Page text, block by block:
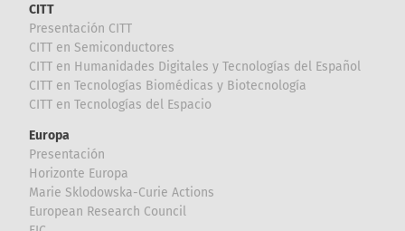
CITT
Presentación CITT
CITT en Semiconductores
CITT en Humanidades Digitales y Tecnologías del Español
CITT en Tecnologías Biomédicas y Biotecnología
CITT en Tecnologías del Espacio
Europa
Presentación
Horizonte Europa
Marie Sklodowska-Curie Actions
European Research Council